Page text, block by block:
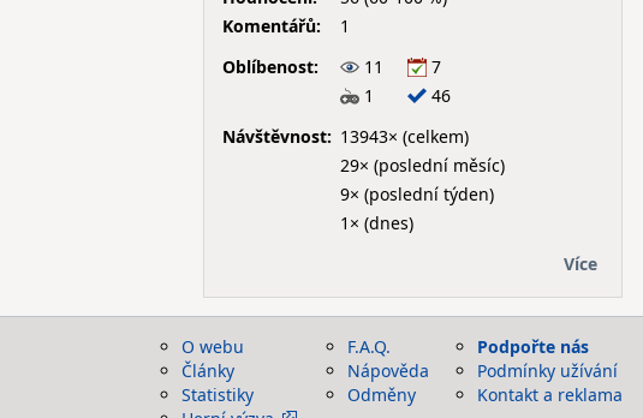
Komentářů:
1
Oblíbenost:
11
7
1
46
Návštěvnost: 13943× (celkem)
29× (poslední měsíc)
9× (poslední týden)
1× (dnes)
Více
O webu
Články
Statistiky
F.A.Q.
Nápověda
Odměny
Podpořte nás
Podmínky užívání
Kontakt a reklama